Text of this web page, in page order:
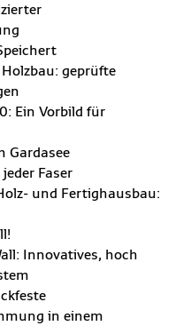
geprüfte
Ein Vorbild für
Gardasee
Faser
und Fertighausbau:
Innovatives, hoch
in einem